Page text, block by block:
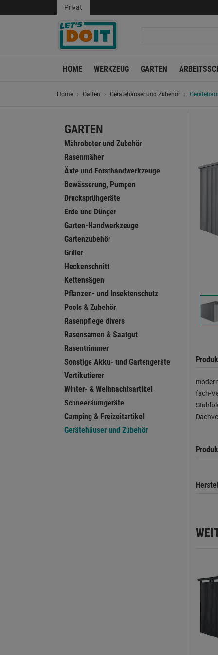
Privat
HOME WERKZEUG GARTEN
Home Garten Gerätehäuser und Zubehör
GARTEN
Mähroboter und Zubehör
Rasenmäher
Äxte und Forsthandwerkzeuge
Bewässerung, Pumpen
Drucksprühgeräte
Erde und Dünger
Garten-Handwerkzeuge
Gartenzubehör
Griller
Heckenschnitt
Kettensägen
Pflanzen- und Insektenschutz
Pools & Zubehör
Rasenpflege divers
Rasensamen & Saatgut
Rasentrimmer
Sonstige Akku- und Gartengeräte
Vertikutierer
Winter- & Weihnachtsartikel
Schneeräumgeräte
Camping & Freizeitartikel
Gerätehäuser und Zubehör
fach-